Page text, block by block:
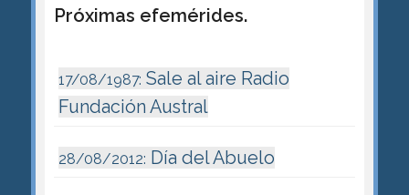
Próximas efemérides.
17/08/1987: Sale al aire Radio
Fundación Austral
28/08/2012: Día del Abuelo